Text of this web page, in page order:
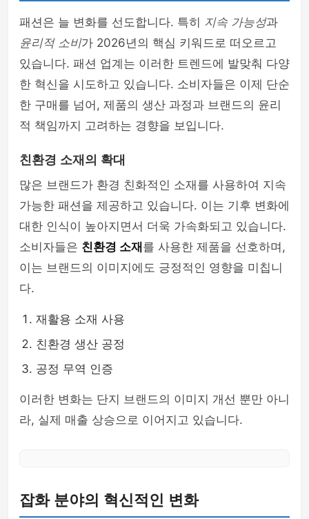
패션은 늘 변화를 선도합니다. 특히 지속 가능성과
윤리적 소비가 2026년의 핵심 키워드로 떠오르고
있습니다. 패션 업계는 이러한 트렌드에 발맞춰 다양
한 혁신을 시도하고 있습니다. 소비자들은 이제 단순
한 구매를 넘어, 제품의 생산 과정과 브랜드의 윤리
적 책임까지 고려하는 경향을 보입니다.
친환경 소재의 확대
많은 브랜드가 환경 친화적인 소재를 사용하여 지속
가능한 패션을 제공하고 있습니다. 이는 기후 변화에
대한 인식이 높아지면서 더욱 가속화되고 있습니다.
소비자들은 친환경 소재 를 사용한 제품을 선호하며,
이는 브랜드의 이미지에도 긍정적인 영향을 미칩니
다.
재활용 소재 사용
친환경 생산 공정
공정 무역 인증
이러한 변화는 단지 브랜드의 이미지 개선 뿐만 아니
라, 실제 매출 상승으로 이어지고 있습니다.
잡화 분야의 혁신적인 변화